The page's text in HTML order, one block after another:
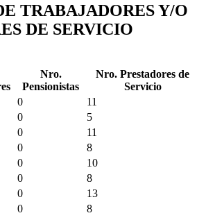
TRABAJADORES Y/O
DE SERVICIO
Nro.
Pensionistas
Nro. Prestadores de
Servicio
0
11
0
5
0
11
0
8
0
10
0
8
0
13
0
8